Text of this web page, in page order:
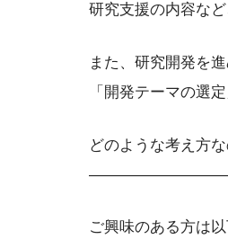
研究支援の内容な
また、研究開発を
「開発テーマの選
どのような考え方
ご興味のある方は